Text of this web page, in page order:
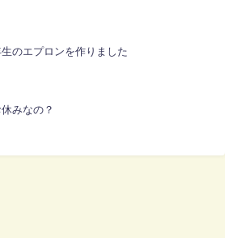
のエプロンを作りました
みなの？